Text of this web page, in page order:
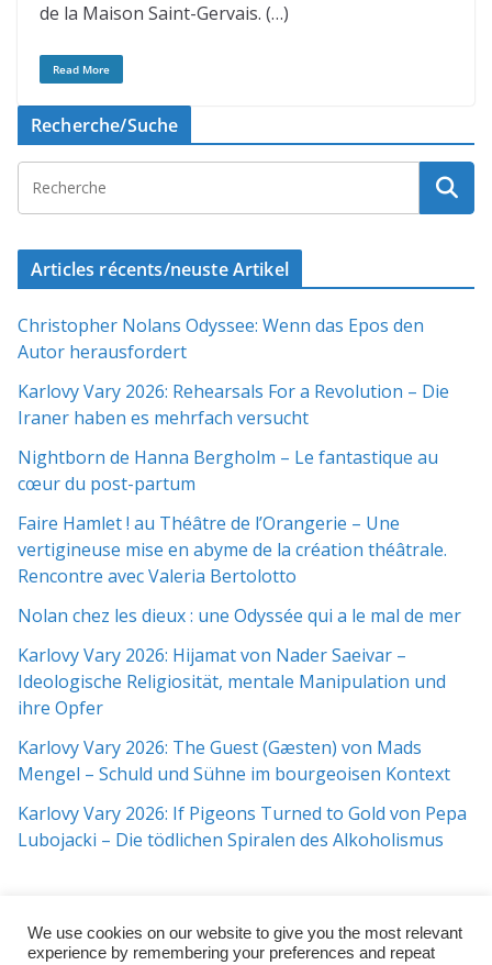
de la Maison Saint-Gervais. (…)
Read More
Recherche/Suche
Articles récents/neuste Artikel
Christopher Nolans Odyssee: Wenn das Epos den
Autor herausfordert
Karlovy Vary 2026: Rehearsals For a Revolution – Die
Iraner haben es mehrfach versucht
Nightborn de Hanna Bergholm – Le fantastique au
cœur du post-partum
Faire Hamlet ! au Théâtre de l’Orangerie – Une
vertigineuse mise en abyme de la création théâtrale.
Rencontre avec Valeria Bertolotto
Nolan chez les dieux : une Odyssée qui a le mal de mer
Karlovy Vary 2026: Hijamat von Nader Saeivar​​ –
Ideologische Religiosität, mentale Manipulation und
ihre Opfer
Karlovy Vary 2026: The Guest (Gæsten) von Mads
Mengel – Schuld und Sühne im bourgeoisen Kontext
Karlovy Vary 2026: If Pigeons Turned to Gold von Pepa
Lubojacki – Die tödlichen Spiralen des Alkoholismus
We use cookies on our website to give you the most relevant
experience by remembering your preferences and repeat